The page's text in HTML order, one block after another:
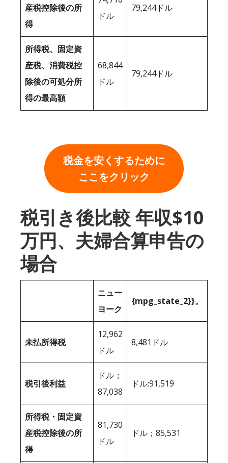
産税控除後の所
得
ドル
79,244ドル
所得税、固定資
産税、消費税控
除後の可処分所
得の最高額
68,844
ドル
79,244ドル
税金を安くするために
ここをクリック
税引き後比較 年収$10
万円、夫婦合算申告の
場合
ニュー
ヨーク
{mpg_state_2}}。
未払所得税
12,962
ドル
8,481ドル
税引後利益
ドル；
87,038
ドル;91,519
所得税・固定資
産税控除後の所
得
81,730
ドル
ドル；85,531